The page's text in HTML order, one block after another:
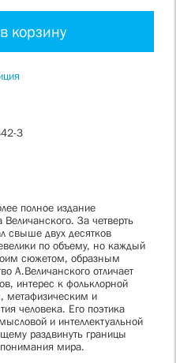
корзину
3
полное издание
Величанского. За четверть
свыше двух десятков
по объему, но каждый
сюжетом, образным
А.Величанского отличает
интерес к фольклорной
метафизическим и
человека. Его поэтика
и интеллектуальной
раздвинуть границы
мира.